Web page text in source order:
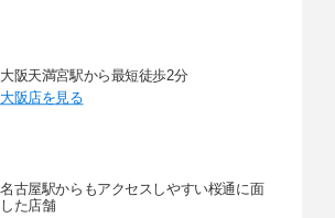
大阪天満宮駅から最短徒歩2分
大阪店を見る
名古屋駅からもアクセスしやすい桜通に面
した店舗